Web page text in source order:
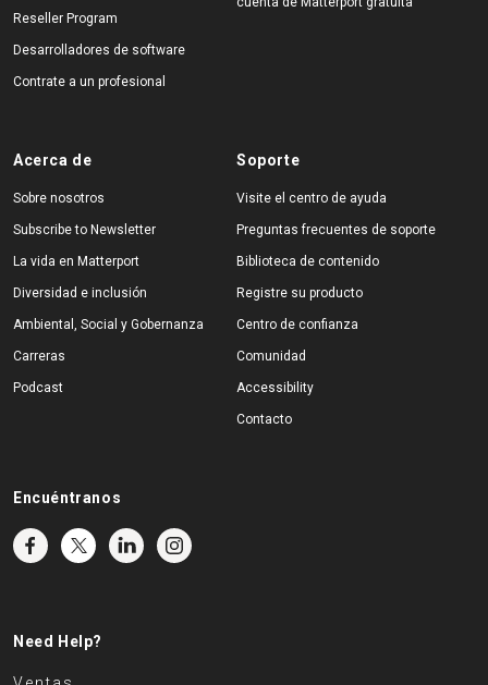
Reseller Program
Desarrolladores de software
Contrate a un profesional
Acerca de
Sobre nosotros
Subscribe to Newsletter
La vida en Matterport
Diversidad e inclusión
Ambiental, Social y Gobernanza
Carreras
Podcast
Soporte
Visite el centro de ayuda
Preguntas frecuentes de soporte
Biblioteca de contenido
Registre su producto
Centro de confianza
Comunidad
Accessibility
Contacto
Encuéntranos
Need Help?